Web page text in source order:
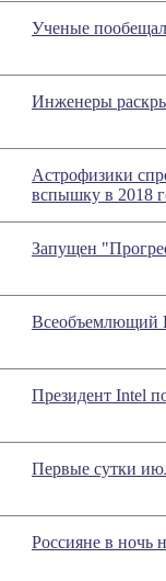
Ученые
Инженеры
Астрофизики
вспышку в 2018
Запущен
Всеобъемлющий
Президент Intel
Первые сутки
Россияне в ночь